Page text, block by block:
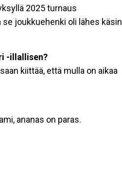
2025 turnaus
joukkuehenki oli lähes käsin
-illallisen?
kiittää, että mulla on aikaa
ananas on paras.